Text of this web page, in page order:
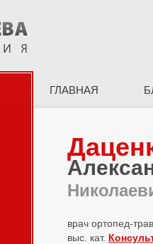
ГЛАВНАЯ
врач ортопед-
выс. кат.